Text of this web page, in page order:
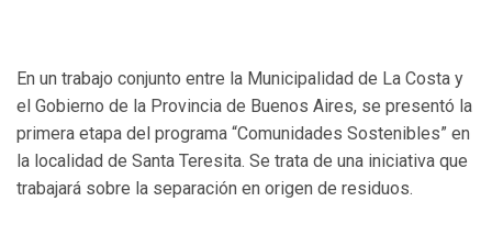
En un trabajo conjunto entre la Municipalidad de La Costa y
el Gobierno de la Provincia de Buenos Aires, se presentó la
primera etapa del programa “Comunidades Sostenibles” en
la localidad de Santa Teresita. Se trata de una iniciativa que
trabajará sobre la separación en origen de residuos.